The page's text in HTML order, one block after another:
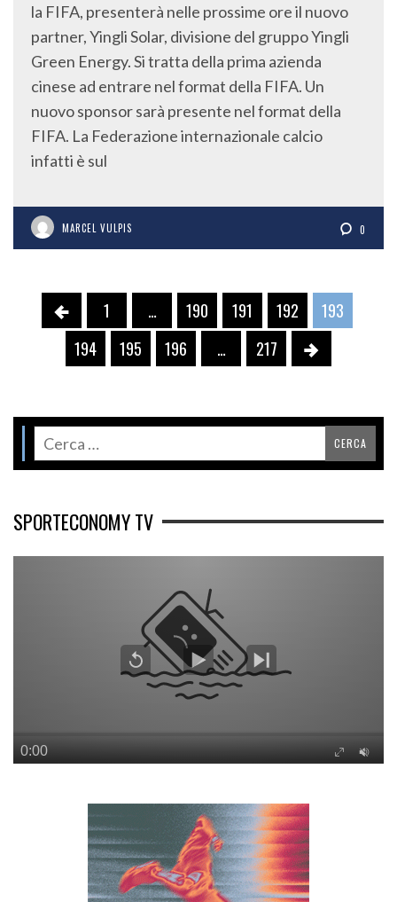
la FIFA, presenterà nelle prossime ore il nuovo
partner, Yingli Solar, divisione del gruppo Yingli
Green Energy. Si tratta della prima azienda
cinese ad entrare nel format della FIFA. Un
nuovo sponsor sarà presente nel format della
FIFA. La Federazione internazionale calcio
infatti è sul
MARCEL VULPIS 0
1 … 190 191 192
193
194
195 196 … 217
SPORTECONOMY TV